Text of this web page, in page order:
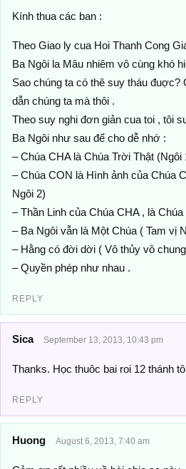
Kính thua các ban :
Theo Giao ly cua Hoi Thanh Cong
Ba Ngôi la Mâu nhiêm vô cùng khó
Sao chúng ta có thê suy tháu
dẫn chúng ta mà thôi .
Theo suy nghi đơn giản cua toi , tôi
Ba Ngôi như sau để cho dễ nhớ :
– Chúa CHA là Chúa Trời Thật (Ngôi
– Chúa CON là Hình ảnh của Chúa
Ngôi 2)
– Thần Linh của Chúa CHA , là
– Ba Ngôi vẫn là Một Chúa ( Tam vị
– Hằng có đời dời ( Vô thủy vô
– Quyền phép như nhau .
REPLY
Sica September 13, 2013, 10:43 pm
Thanks. Học thuôc bai roi 12 thánh
REPLY
Huong August 6, 2013, 7:40 am